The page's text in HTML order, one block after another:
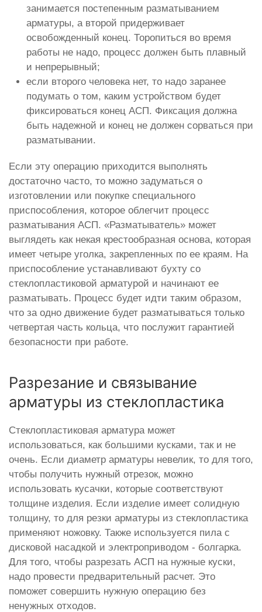
занимается постепенным разматыванием
арматуры, а второй придерживает
освобожденный конец. Торопиться во время
работы не надо, процесс должен быть плавный
и непрерывный;
если второго человека нет, то надо заранее
подумать о том, каким устройством будет
фиксироваться конец АСП. Фиксация должна
быть надежной и конец не должен сорваться при
разматывании.
Если эту операцию приходится выполнять
достаточно часто, то можно задуматься о
изготовлении или покупке специального
приспособления, которое облегчит процесс
разматывания АСП. «Разматыватель» может
выглядеть как некая крестообразная основа, которая
имеет четыре уголка, закрепленных по ее краям. На
приспособление устанавливают бухту со
стеклопластиковой арматурой и начинают ее
разматывать. Процесс будет идти таким образом,
что за одно движение будет разматываться только
четвертая часть кольца, что послужит гарантией
безопасности при работе.
Разрезание и связывание
арматуры из стеклопластика
Стеклопластиковая арматура может
использоваться, как большими кусками, так и не
очень. Если диаметр арматуры невелик, то для того,
чтобы получить нужный отрезок, можно
использовать кусачки, которые соответствуют
толщине изделия. Если изделие имеет солидную
толщину, то для резки арматуры из стеклопластика
применяют ножовку. Также используется пила с
дисковой насадкой и электроприводом - болгарка.
Для того, чтобы разрезать АСП на нужные куски,
надо провести предварительный расчет. Это
поможет совершить нужную операцию без
ненужных отходов.